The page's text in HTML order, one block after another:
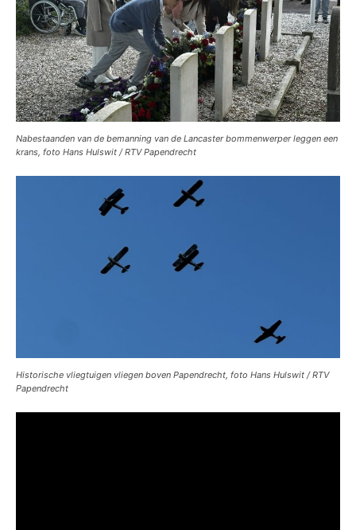
Nabestaanden van de bemanning van de Lancaster bommenwerper leggen een
krans, foto Hans Hulswit / RTV Papendrecht
Historische vliegtuigen vliegen boven Papendrecht, foto Hans Hulswit / RTV
Papendrecht